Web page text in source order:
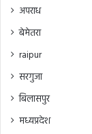
अपराध
बेमेतरा
raipur
सरगुजा
बिलासपुर
मध्यप्रदेश